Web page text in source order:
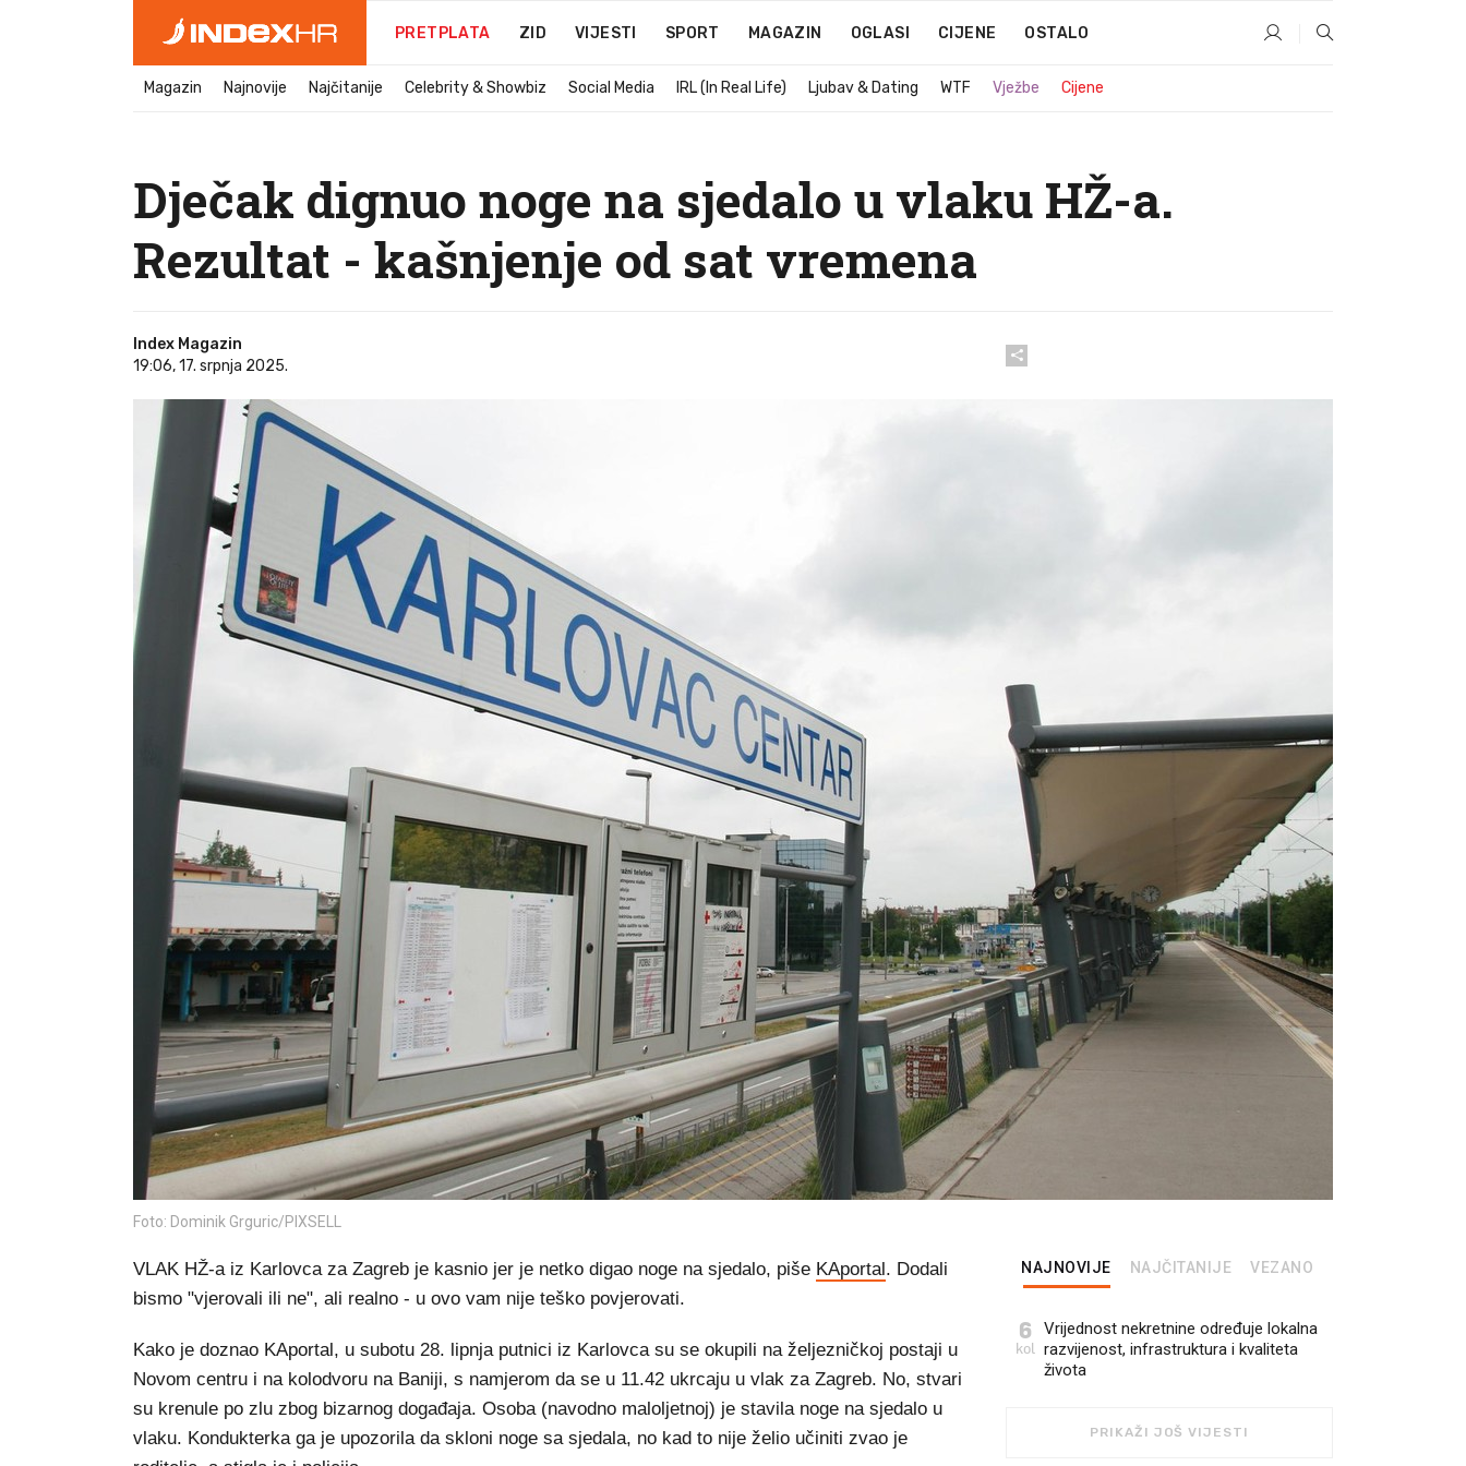
PRETPLATA ZID VIJESTI SPORT MAGAZIN OGLASI CIJENE OSTALO
Magazin Najnovije Najčitanije Celebrity & Showbiz Social Media IRL (In Real Life) Ljubav & Dating WTF Vježbe Cijene
Dječak dignuo noge na sjedalo u vlaku HŽ-a.
Rezultat - kašnjenje od sat vremena
Index Magazin
19:06, 17. srpnja 2025.
Foto: Dominik Grguric/PIXSELL
VLAK HŽ-a iz Karlovca za Zagreb je kasnio jer je netko digao noge na sjedalo, piše KAportal. Dodali
bismo "vjerovali ili ne", ali realno - u ovo vam nije teško povjerovati.
Kako je doznao KAportal, u subotu 28. lipnja putnici iz Karlovca su se okupili na željezničkoj postaji u
Novom centru i na kolodvoru na Baniji, s namjerom da se u 11.42 ukrcaju u vlak za Zagreb. No, stvari
su krenule po zlu zbog bizarnog događaja. Osoba (navodno maloljetnoj) je stavila noge na sjedalo u
vlaku. Kondukterka ga je upozorila da skloni noge sa sjedala, no kad to nije želio učiniti zvao je
NAJNOVIJE NAJČITANIJE VEZANO
6
kol
Vrijednost nekretnine određuje lokalna
razvijenost, infrastruktura i kvaliteta
života
PRIKAŽI JOŠ VIJESTI